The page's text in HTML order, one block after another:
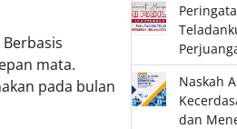
mata.
pada bulan
Naskah
dan